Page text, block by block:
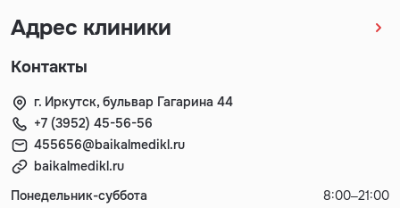
Адрес клиники
Контакты
г. Иркутск, бульвар Гагарина 44
+7 (3952) 45-56-56
455656@baikalmedikl.ru
baikalmedikl.ru
Понедельник-суббота
8:00–21:00